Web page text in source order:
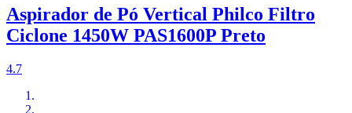
Aspirador de Pó Vertical Philco Filtro
Ciclone 1450W PAS1600P Preto
4.7